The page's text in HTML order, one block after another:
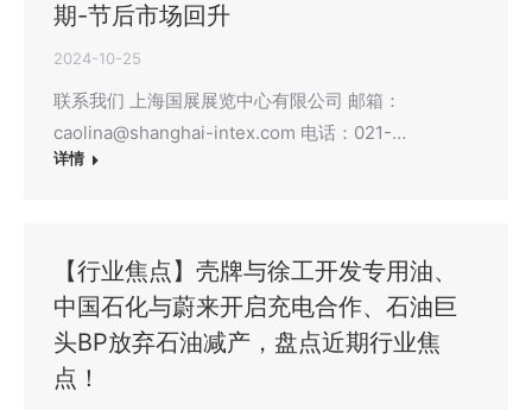
期-节后市场回升
2024-10-25
联系我们 上海国展展览中心有限公司 邮箱：
caolina@shanghai-intex.com 电话：021-…
详情
【行业焦点】壳牌与徐工开发专用油、
中国石化与蔚来开启充电合作、石油巨
头BP放弃石油减产，盘点近期行业焦
点！